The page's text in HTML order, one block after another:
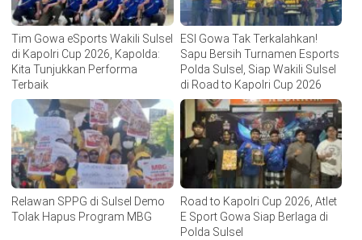
Tim Gowa eSports Wakili Sulsel
di Kapolri Cup 2026, Kapolda:
Kita Tunjukkan Performa
Terbaik
ESI Gowa Tak Terkalahkan!
Sapu Bersih Turnamen Esports
Polda Sulsel, Siap Wakili Sulsel
di Road to Kapolri Cup 2026
Relawan SPPG di Sulsel Demo
Tolak Hapus Program MBG
Road to Kapolri Cup 2026, Atlet
E Sport Gowa Siap Berlaga di
Polda Sulsel